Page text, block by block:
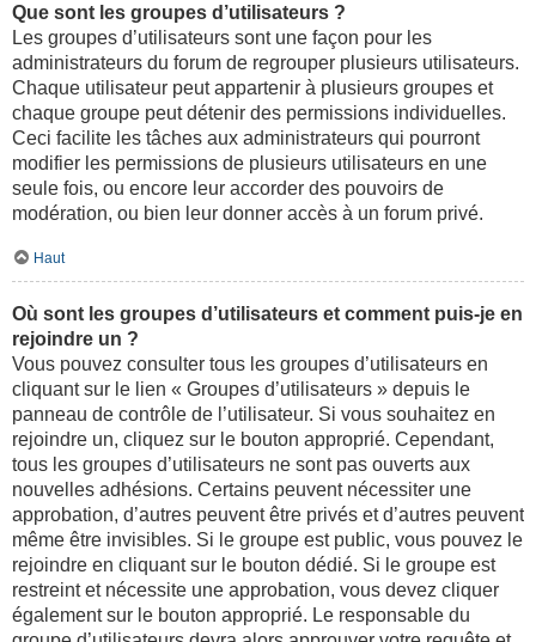
Que sont les groupes d’utilisateurs ?
Les groupes d’utilisateurs sont une façon pour les
administrateurs du forum de regrouper plusieurs utilisateurs.
Chaque utilisateur peut appartenir à plusieurs groupes et
chaque groupe peut détenir des permissions individuelles.
Ceci facilite les tâches aux administrateurs qui pourront
modifier les permissions de plusieurs utilisateurs en une
seule fois, ou encore leur accorder des pouvoirs de
modération, ou bien leur donner accès à un forum privé.
Haut
Où sont les groupes d’utilisateurs et comment puis-je en
rejoindre un ?
Vous pouvez consulter tous les groupes d’utilisateurs en
cliquant sur le lien « Groupes d’utilisateurs » depuis le
panneau de contrôle de l’utilisateur. Si vous souhaitez en
rejoindre un, cliquez sur le bouton approprié. Cependant,
tous les groupes d’utilisateurs ne sont pas ouverts aux
nouvelles adhésions. Certains peuvent nécessiter une
approbation, d’autres peuvent être privés et d’autres peuvent
même être invisibles. Si le groupe est public, vous pouvez le
rejoindre en cliquant sur le bouton dédié. Si le groupe est
restreint et nécessite une approbation, vous devez cliquer
également sur le bouton approprié. Le responsable du